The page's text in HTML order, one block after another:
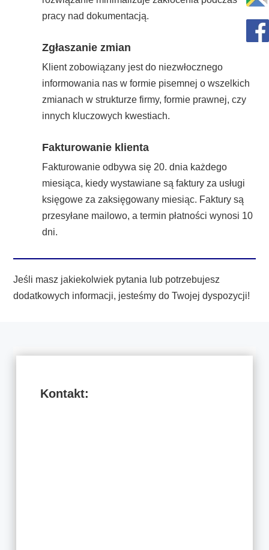
pracy nad dokumentacją.
Zgłaszanie zmian
Klient zobowiązany jest do niezwłocznego
informowania nas w formie pisemnej o wszelkich
zmianach w strukturze firmy, formie prawnej, czy
innych kluczowych kwestiach.
Fakturowanie klienta
Fakturowanie odbywa się 20. dnia każdego
miesiąca, kiedy wystawiane są faktury za usługi
księgowe za zaksięgowany miesiąc. Faktury są
przesyłane mailowo, a termin płatności wynosi 10
dni.
Jeśli masz jakiekolwiek pytania lub potrzebujesz
dodatkowych informacji, jesteśmy do Twojej dyspozycji!
Kontakt: